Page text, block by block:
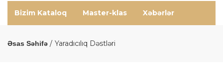
Bizim Kataloq Master-klas Xəbərlər
Əsas Səhifə Yaradıcılıq Dəstləri